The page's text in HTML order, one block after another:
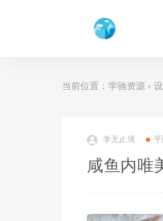
当前位置： 学驰资源 >
学无止境 平
咸鱼内唯